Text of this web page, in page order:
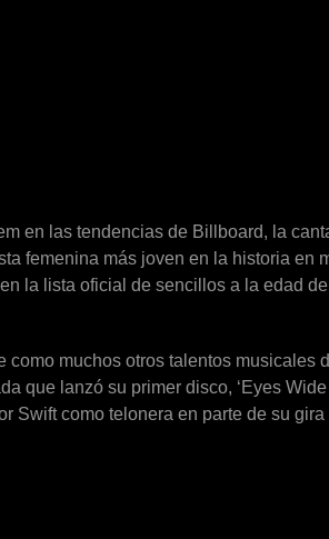
en las tendencias de Billboard, la
femenina más joven en la historia en
la lista oficial de sencillos a la edad
como muchos otros talentos musicales
que lanzó su primer disco, ‘Eyes Wide
Swift como telonera en parte de su gira